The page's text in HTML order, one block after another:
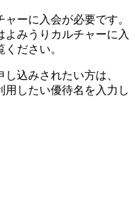
ーに入会が必要です。
みうりカルチャーに入
ください。
込みされたい方は、
用したい優待名を入力し